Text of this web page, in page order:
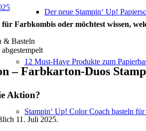
Der neue Stampin‘ Up!
12 Must-Have Produkte zum
Stampin‘ Up! Color Coach basteln
Farbkombis oder möchtest wissen,
& Basteln
– Farbkarton-Duos
Aktion?
11. Juli 2025.